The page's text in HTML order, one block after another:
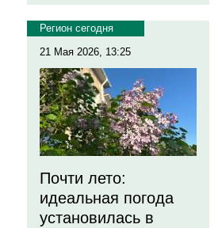
Регион сегодня
21 Мая 2026, 13:25
Почти лето:
идеальная погода
установилась в